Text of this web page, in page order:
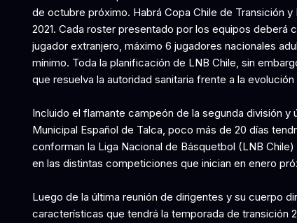
de octubre próximo. Habrá Copa Chile de Transición y
2021. Cada roster presentado por los equipos deberá
jugador extranjero, máximo 6 jugadores nacionales
mínimo. Toda la planificación de LNB Chile, sin
que resuelva la autoridad sanitaria frente a la
Incluido el flamante campeón de la segunda división y
Municipal Español de Talca, poco más de 20 días
conforman la Liga Nacional de Básquetbol (LNB
en las distintas competiciones que inician en enero
Luego de la última reunión de dirigentes y su cuerpo
características que tendrá la temporada de transición